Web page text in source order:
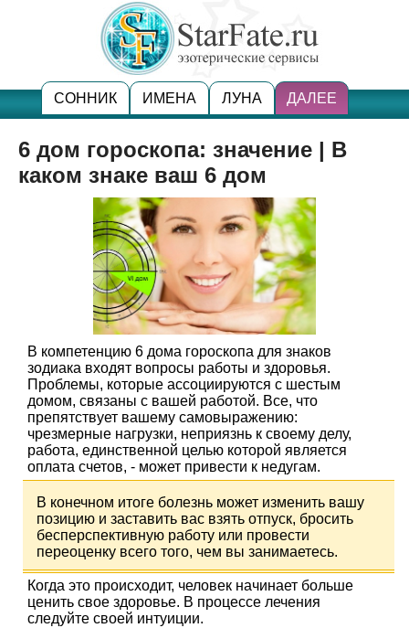
СОННИК ИМЕНА ЛУНА ДАЛЕЕ
6 дом гороскопа: значение | В
каком знаке ваш 6 дом
В компетенцию 6 дома гороскопа для знаков
зодиака входят вопросы работы и здоровья.
Проблемы, которые ассоциируются с шестым
домом, связаны с вашей работой. Все, что
препятствует вашему самовыражению:
чрезмерные нагрузки, неприязнь к своему делу,
работа, единственной целью которой является
оплата счетов, - может привести к недугам.
В конечном итоге болезнь может изменить вашу
позицию и заставить вас взять отпуск, бросить
бесперспективную работу или провести
переоценку всего того, чем вы занимаетесь.
Когда это происходит, человек начинает больше
ценить свое здоровье. В процессе лечения
следуйте своей интуиции.